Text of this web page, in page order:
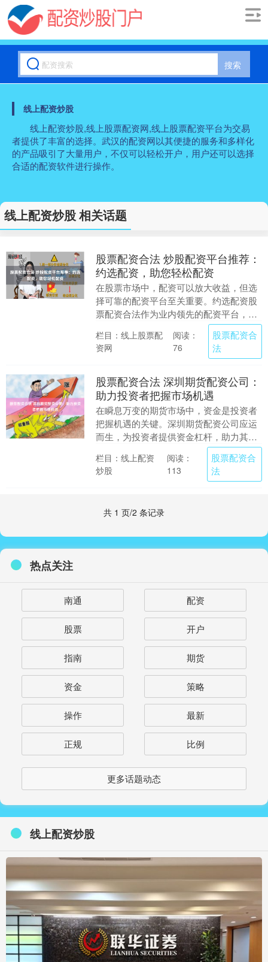
搜索
线上配资炒股
线上配资炒股,线上股票配资网,线上股票配资平台为交易
者提供了丰富的选择。武汉的配资网以其便捷的服务和多样化
的产品吸引了大量用户，不仅可以轻松开户，用户还可以选择
合适的配资软件进行操作。
线上配资炒股 相关话题
股票配资合法 炒股配资平台推荐：
约选配资，助您轻松配资
在股票市场中，配资可以放大收益，但选
择可靠的配资平台至关重要。约选配资股
票配资合法作为业内领先的配资平台，以
其安全、便捷、高效的优势深受投资者信
赖。 * **放....
栏目：线上股票配
资网
阅读：
76
股票配资合
法
股票配资合法 深圳期货配资公司：
助力投资者把握市场机遇
在瞬息万变的期货市场中，资金是投资者
把握机遇的关键。深圳期货配资公司应运
而生，为投资者提供资金杠杆，助力其放
大收益。 无息外盘期货配资的门槛非常
低，通常只需要几....
栏目：线上配资
炒股
阅读：
113
股票配资合
法
共 1 页/2 条记录
热点关注
南通 配资
股票 开户
指南 期货
资金 策略
操作 最新
正规 比例
更多话题动态
线上配资炒股